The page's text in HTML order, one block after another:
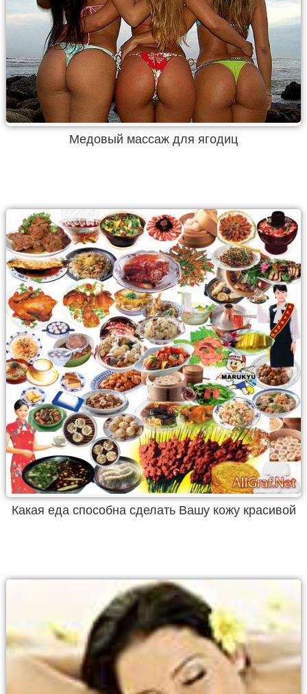
Медовый массаж для ягодиц
Какая еда способна сделать Вашу кожу красивой